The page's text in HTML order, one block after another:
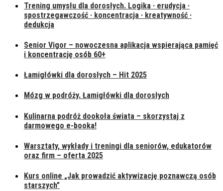
Trening umysłu dla dorosłych. Logika · erudycja ·
spostrzegawczość · koncentracja · kreatywność ·
dedukcja
Senior Vigor – nowoczesna aplikacja wspierająca pamięć
i koncentrację osób 60+
Łamigłówki dla dorosłych – Hit 2025
Mózg w podróży. Łamigłówki dla dorosłych
Kulinarna podróż dookoła świata – skorzystaj z
darmowego e-booka!
Warsztaty, wykłady i treningi dla seniorów, edukatorów
oraz firm – oferta 2025
Kurs online „Jak prowadzić aktywizację poznawczą osób
starszych”